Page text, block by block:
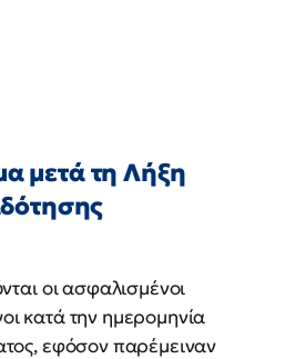
μετά τη Λήξη
οι ασφαλισμένοι
κατά την ημερομηνία
εφόσον παρέμειναν